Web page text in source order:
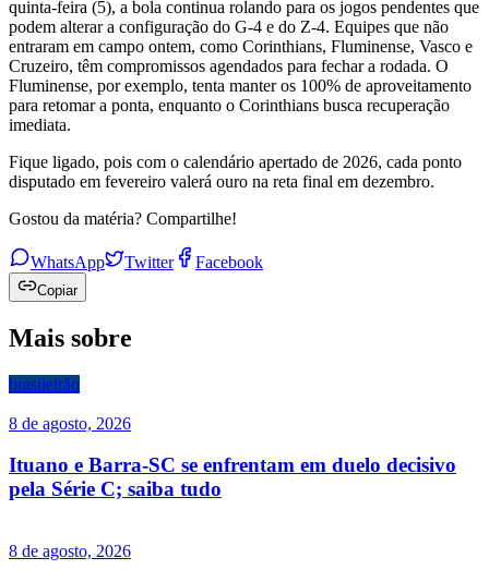
quinta-feira (5), a bola continua rolando para os jogos pendentes que
podem alterar a configuração do G-4 e do Z-4. Equipes que não
entraram em campo ontem, como Corinthians, Fluminense, Vasco e
Cruzeiro, têm compromissos agendados para fechar a rodada. O
Fluminense, por exemplo, tenta manter os 100% de aproveitamento
para retomar a ponta, enquanto o Corinthians busca recuperação
imediata.
Fique ligado, pois com o calendário apertado de 2026, cada ponto
disputado em fevereiro valerá ouro na reta final em dezembro.
Gostou da matéria? Compartilhe!
WhatsApp Twitter Facebook
Copiar
Mais sobre
brasileirão
8 de agosto, 2026
Ituano e Barra-SC se enfrentam em duelo decisivo
pela Série C; saiba tudo
8 de agosto, 2026